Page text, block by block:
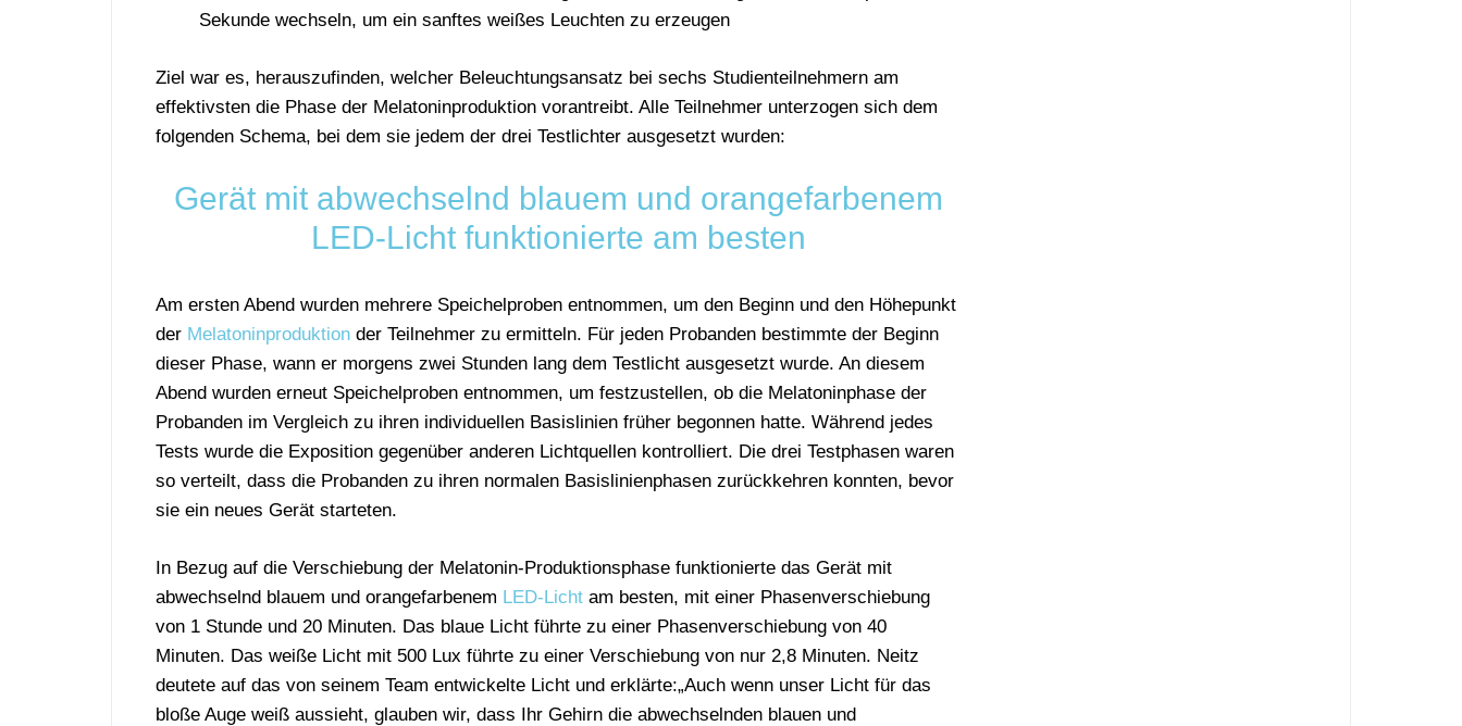
Sekunde wechseln, um ein sanftes weißes Leuchten zu erzeugen
Ziel war es, herauszufinden, welcher Beleuchtungsansatz bei sechs Studienteilnehmern am
effektivsten die Phase der Melatoninproduktion vorantreibt. Alle Teilnehmer unterzogen sich dem
folgenden Schema, bei dem sie jedem der drei Testlichter ausgesetzt wurden:
Gerät mit abwechselnd blauem und orangefarbenem
LED-Licht funktionierte am besten
Am ersten Abend wurden mehrere Speichelproben entnommen, um den Beginn und den Höhepunkt
der Melatoninproduktion der Teilnehmer zu ermitteln. Für jeden Probanden bestimmte der Beginn
dieser Phase, wann er morgens zwei Stunden lang dem Testlicht ausgesetzt wurde. An diesem
Abend wurden erneut Speichelproben entnommen, um festzustellen, ob die Melatoninphase der
Probanden im Vergleich zu ihren individuellen Basislinien früher begonnen hatte. Während jedes
Tests wurde die Exposition gegenüber anderen Lichtquellen kontrolliert. Die drei Testphasen waren
so verteilt, dass die Probanden zu ihren normalen Basislinienphasen zurückkehren konnten, bevor
sie ein neues Gerät starteten.
In Bezug auf die Verschiebung der Melatonin-Produktionsphase funktionierte das Gerät mit
abwechselnd blauem und orangefarbenem LED-Licht am besten, mit einer Phasenverschiebung
von 1 Stunde und 20 Minuten. Das blaue Licht führte zu einer Phasenverschiebung von 40
Minuten. Das weiße Licht mit 500 Lux führte zu einer Verschiebung von nur 2,8 Minuten. Neitz
deutete auf das von seinem Team entwickelte Licht und erklärte:„Auch wenn unser Licht für das
bloße Auge weiß aussieht, glauben wir, dass Ihr Gehirn die abwechselnden blauen und